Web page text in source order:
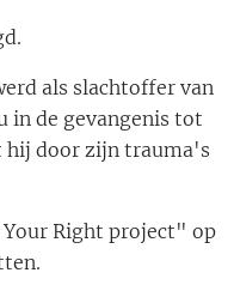
als slachtoffer van
in de gevangenis tot
hij door zijn trauma's
Right project" op